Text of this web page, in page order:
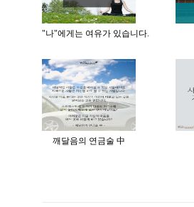
"나"에게는 여유가 있습니다.
깨달음의 연금술 中